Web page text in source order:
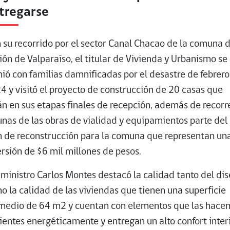
su recorrido por el sector Canal Chacao de la comuna
de Valparaíso, el titular de Vivienda y Urbanismo se
con familias damnificadas por el desastre de
y visitó el proyecto de construcción de 20 casas que
en sus etapas finales de recepción, además de
de las obras de vialidad y equipamientos parte del
de reconstrucción para la comuna que representan
de $6 mil millones de pesos.
ministro Carlos Montes destacó la calidad tanto del
la calidad de las viviendas que tienen una superficie
de 64 m2 y cuentan con elementos que las hacen
energéticamente y entregan un alto confort